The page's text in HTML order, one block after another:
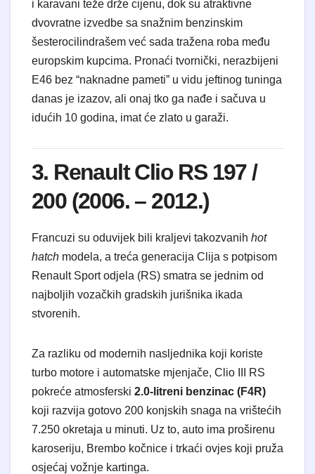
i karavani teže drže cijenu, dok su atraktivne
dvovratne izvedbe sa snažnim benzinskim
šesterocilindrašem već sada tražena roba među
europskim kupcima. Pronaći tvornički, nerazbijeni
E46 bez “naknadne pameti” u vidu jeftinog tuninga
danas je izazov, ali onaj tko ga nađe i sačuva u
idućih 10 godina, imat će zlato u garaži.
3. Renault Clio RS 197 /
200 (2006. – 2012.)
Francuzi su oduvijek bili kraljevi takozvanih hot
hatch modela, a treća generacija Clija s potpisom
Renault Sport odjela (RS) smatra se jednim od
najboljih vozačkih gradskih jurišnika ikada
stvorenih.
Za razliku od modernih nasljednika koji koriste
turbo motore i automatske mjenjače, Clio III RS
pokreće atmosferski 2.0-litreni benzinac (F4R)
koji razvija gotovo 200 konjskih snaga na vrištećih
7.250 okretaja u minuti. Uz to, auto ima proširenu
karoseriju, Brembo kočnice i trkaći ovjes koji pruža
osjećaj vožnje kartinga.